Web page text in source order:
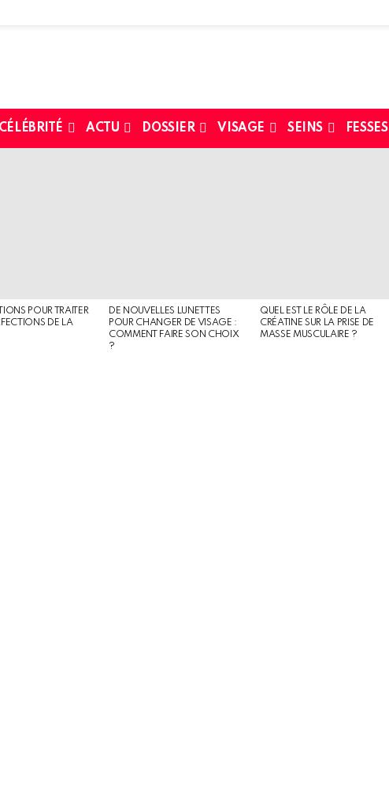
ACTU DOSSIER VISAGE SEINS FESSES
POUR TRAITER
DE LA
DE NOUVELLES LUNETTES
POUR CHANGER DE VISAGE :
COMMENT FAIRE SON CHOIX
?
QUEL EST LE RÔLE DE LA
CRÉATINE SUR LA PRISE DE
MASSE MUSCULAIRE ?